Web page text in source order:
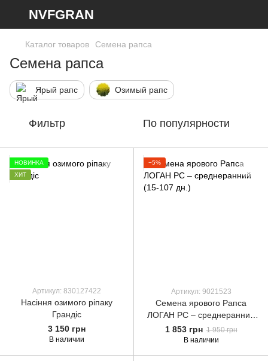
NVFGRAN
Каталог товаров Семена рапса
Семена рапса
Ярый рапс Озимый рапс
Фильтр По популярности
НОВИНКА
ХИТ
Артикул: 830127422
Насіння озимого ріпаку
Грандіс
3 150 грн
В наличии
−5%
Артикул: 9021523
Семена ярового Рапса
ЛОГАН РС – среднеранний
(15-107 дн.)
1 853 грн 1 950 грн
В наличии